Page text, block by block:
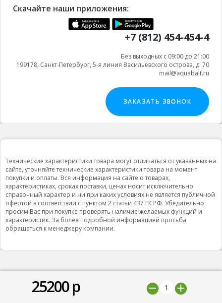
25200р
Скачайте наши приложения:
+7 (812) 454-454-4
Без выходных с 09:00 до 21:00
199178, Санкт-Петербург, 5-я линия Васильевского острова, д. 70
mail@aquabalt.ru
ЗАКАЗАТЬ ЗВОНОК
Технические характеристики товара могут отличаться от указанных на
сайте, уточняйте технические характеристики товара на момент
покупки и оплаты. Вся информация на сайте о товарах,
характеристиках, сроках поставки, ценах носит исключительно
справочный характер и ни при каких условиях не является публичной
офертой в соответствии с пунктом 2 статьи 437 ГК РФ. Убедительно
просим Вас при покупке проверять наличие желаемых функций и
характеристик. За более подробной информацией просьба
обращаться к менеджеру компании.
© 2019 ООО "Природная вода”, Все права защищены